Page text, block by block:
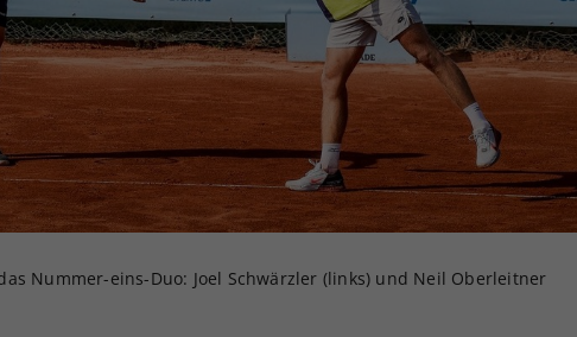
Nummer-eins-Duo: Joel Schwärzler (links) und Neil Oberleitner